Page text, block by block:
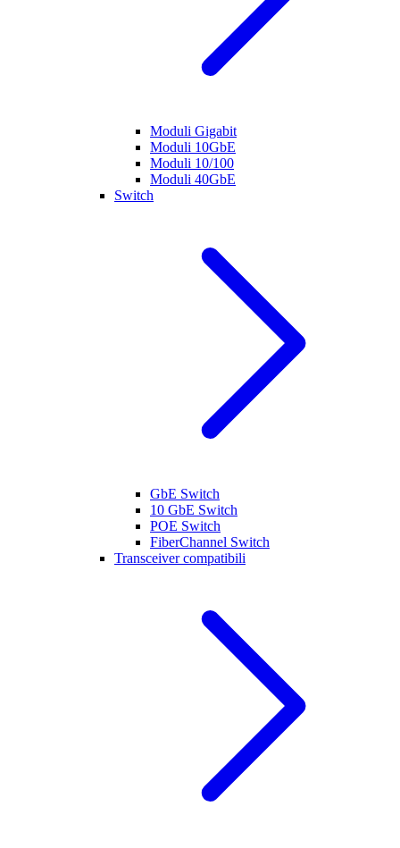
Moduli Gigabit
Moduli 10GbE
Moduli 10/100
Moduli 40GbE
Switch
GbE Switch
10 GbE Switch
POE Switch
FiberChannel Switch
Transceiver compatibili